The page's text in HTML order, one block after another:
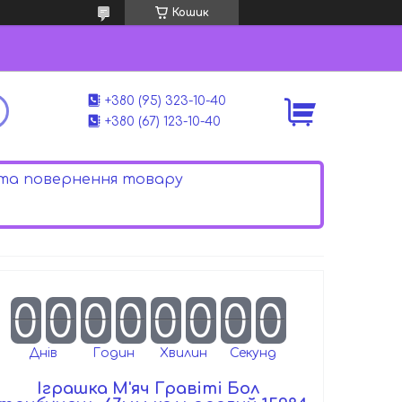
Кошик
+380 (95) 323-10-40
+380 (67) 123-10-40
повернення товару
0 0
Днів
0 0
Годин
0 0
Хвилин
0 0
Секунд
Іграшка М'яч Гравіті Бол